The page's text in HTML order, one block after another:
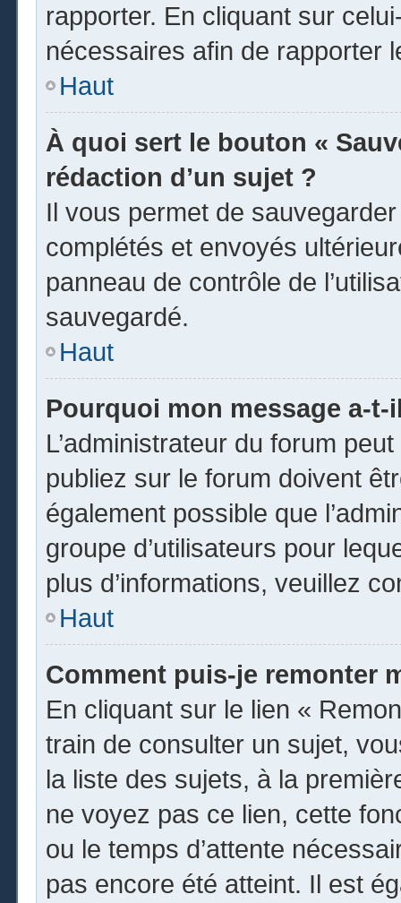
rapporter. En cliquant sur
nécessaires afin de rapporter
Haut
À quoi sert le bouton «
rédaction d’un sujet ?
Il vous permet de
complétés et envoyés
panneau de contrôle de
sauvegardé.
Haut
Pourquoi mon message a-
L’administrateur du forum
publiez sur le forum doivent
également possible que
groupe d’utilisateurs pour
plus d’informations, veuillez
Haut
Comment puis-je remonter
En cliquant sur le lien «
train de consulter un sujet,
la liste des sujets, à la
ne voyez pas ce lien, cette
ou le temps d’attente
pas encore été atteint. Il est